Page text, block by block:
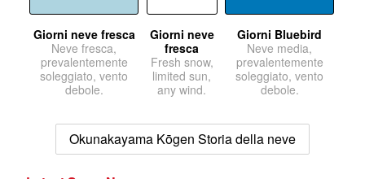
Giorni neve fresca
Neve fresca,
prevalentemente
soleggiato, vento
debole.
Giorni neve
fresca
Fresh snow,
limited sun,
any wind.
Giorni Bluebird
Neve media,
prevalentemente
soleggiato, vento
debole.
Okunakayama Kōgen Storia della neve